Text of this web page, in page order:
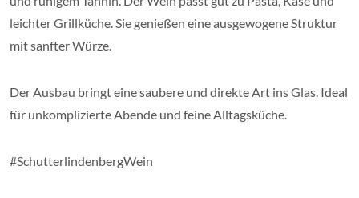
leichter Grillküche. Sie genießen eine ausgewogene Struktur
mit sanfter Würze.
Der Ausbau bringt eine saubere und direkte Art ins Glas. Ideal
für unkomplizierte Abende und feine Alltagsküche.
#SchutterlindenbergWein